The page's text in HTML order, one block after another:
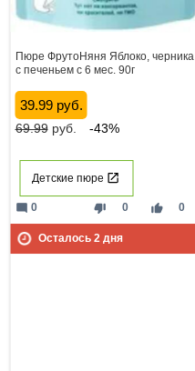
Пюре ФрутоНяня Яблоко, черника
с печеньем с 6 мес. 90г
39.99 руб.
69.99руб. -43%
Детские пюре
thumb_down 0 thumb_up 0
mode_comment 0
Осталось 2дня